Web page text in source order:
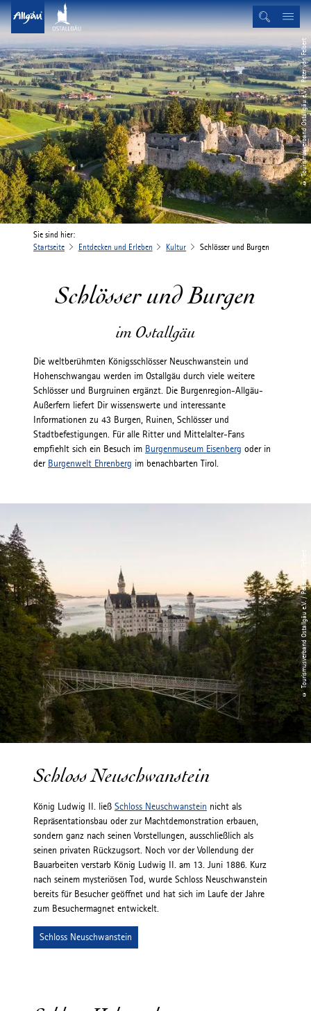
© Tourismusverband Ostallgäu e.V. / Peter von Felbert
Sie sind hier:
Startseite
Entdecken und Erleben Kultur Schlösser und Burgen
Schlösser und Burgen
im Ostallgäu
Die weltberühmten Königsschlösser Neuschwanstein und
Hohenschwangau werden im Ostallgäu durch viele weitere
Schlösser und Burgruinen ergänzt. Die Burgenregion-Allgäu-
Außerfern liefert Dir wissenswerte und interessante
Informationen zu 43 Burgen, Ruinen, Schlösser und
Stadtbefestigungen. Für alle Ritter und Mittelalter-Fans
empfiehlt sich ein Besuch im Burgenmuseum Eisenberg oder in
der Burgenwelt Ehrenberg im benachbarten Tirol.
© Tourismusverband Ostallgäu e.V. / Peter von Felbert
Schloss Neuschwanstein
König Ludwig II. ließ Schloss Neuschwanstein nicht als
Repräsentationsbau oder zur Machtdemonstration erbauen,
sondern ganz nach seinen Vorstellungen, ausschließlich als
seinen privaten Rückzugsort. Noch vor der Vollendung der
Bauarbeiten verstarb König Ludwig II. am 13. Juni 1886. Kurz
nach seinem mysteriösen Tod, wurde Schloss Neuschwanstein
bereits für Besucher geöffnet und hat sich im Laufe der Jahre
zum Besuchermagnet entwickelt.
Schloss Neuschwanstein